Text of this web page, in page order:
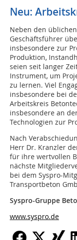
Neu:
Neben den
Geschäftsführer
insbesondere zur
Produktion,
seien seit langer
Instrument, um
zu lernen. Viel
insbesondere bei
Arbeitskreis
insbesondere an
Technologien zur
Nach
Herr Dr. Kranzler
für ihre wertvollen
nächste
bei dem Syspro-
Transportbeton
Syspro-Gruppe
www.syspro.de